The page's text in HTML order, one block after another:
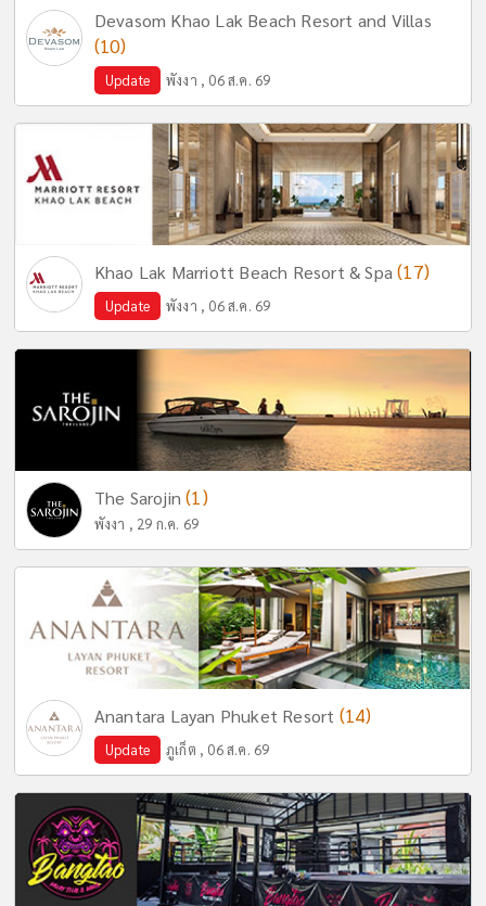
Devasom Khao Lak Beach Resort and Villas
(10)
Update พังงา , 06 ส.ค. 69
Khao Lak Marriott Beach Resort & Spa(17)
Update พังงา , 06 ส.ค. 69
The Sarojin(1)
พังงา , 29 ก.ค. 69
Anantara Layan Phuket Resort (14)
Update ภูเก็ต , 06 ส.ค. 69